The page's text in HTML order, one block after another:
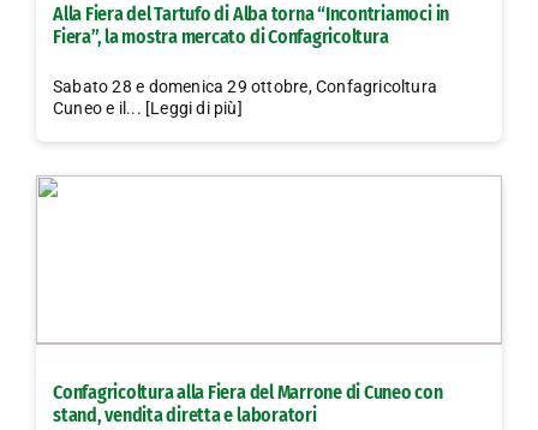
Alla Fiera del Tartufo di Alba torna “Incontriamoci in
Fiera”, la mostra mercato di Confagricoltura
Sabato 28 e domenica 29 ottobre, Confagricoltura
Cuneo e il... [Leggi di più]
Confagricoltura alla Fiera del Marrone di Cuneo con
stand, vendita diretta e laboratori